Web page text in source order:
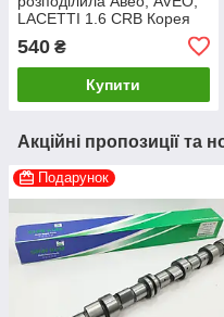
LACETTI 1.6 CRB Корея
540 ₴
Купити
Акційні пропозиції та
Подарунок